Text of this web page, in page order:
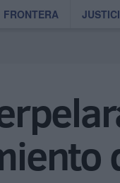
FRONTERA